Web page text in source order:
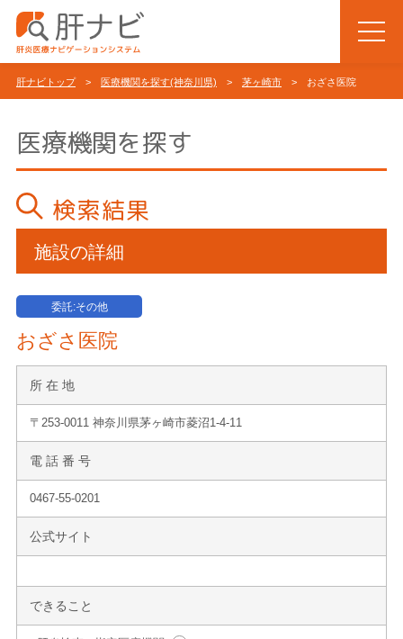
肝ナビトップ> 医療機関を探す(神奈川県) > 茅ヶ崎市 > おざさ医院
医療機関を探す
検索結果
施設の詳細
委託:その他
おざさ医院
所 在 地
〒253-0011 神奈川県茅ヶ崎市菱沼1-4-11
電 話 番 号
0467-55-0201
公式サイト
できること